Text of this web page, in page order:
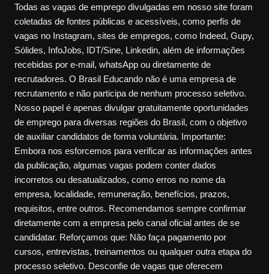
Todas as vagas de emprego divulgadas em nosso site foram
coletadas de fontes públicas e acessíveis, como perfis de
vagas no Instagram, sites de empregos, como Indeed, Gupy,
Sólides, InfoJobs, IDT/Sine, Linkedin, além de informações
recebidas por e-mail, whatsApp ou diretamente de
recrutadores. O Brasil Educando não é uma empresa de
recrutamento e não participa de nenhum processo seletivo.
Nosso papel é apenas divulgar gratuitamente oportunidades
de emprego para diversas regiões do Brasil, com o objetivo
de auxiliar candidatos de forma voluntária. Importante:
Embora nos esforcemos para verificar as informações antes
da publicação, algumas vagas podem conter dados
incorretos ou desatualizados, como erros no nome da
empresa, localidade, remuneração, benefícios, prazos,
requisitos, entre outros. Recomendamos sempre confirmar
diretamente com a empresa pelo canal oficial antes de se
candidatar. Reforçamos que: Não faça pagamento por
cursos, entrevistas, treinamentos ou qualquer outra etapa do
processo seletivo. Desconfie de vagas que oferecem